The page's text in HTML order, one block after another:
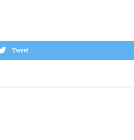
Tweet